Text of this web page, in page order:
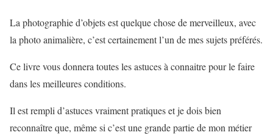
La photographie d’objets est quelque chose de merveilleux, avec
la photo animalière, c’est certainement l’un de mes sujets préférés.
Ce livre vous donnera toutes les astuces à connaitre pour le faire
dans les meilleures conditions.
Il est rempli d’astuces vraiment pratiques et je dois bien
reconnaître que, même si c’est une grande partie de mon métier